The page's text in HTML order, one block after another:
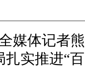
媒体记者
实推进“